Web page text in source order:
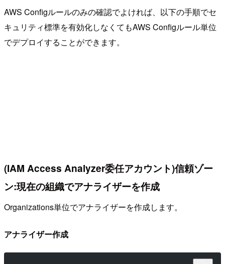
AWS Configルールのみの確認でよければ、以下の手順でセ
キュリティ標準を有効化しなくてもAWS Configルール単位
でデプロイすることができます。
(IAM Access Analyzer委任アカウント)信頼ゾー
ン:現在の組織でアナライザーを作成
Organizations単位でアナライザーを作成します。
アナライザー作成